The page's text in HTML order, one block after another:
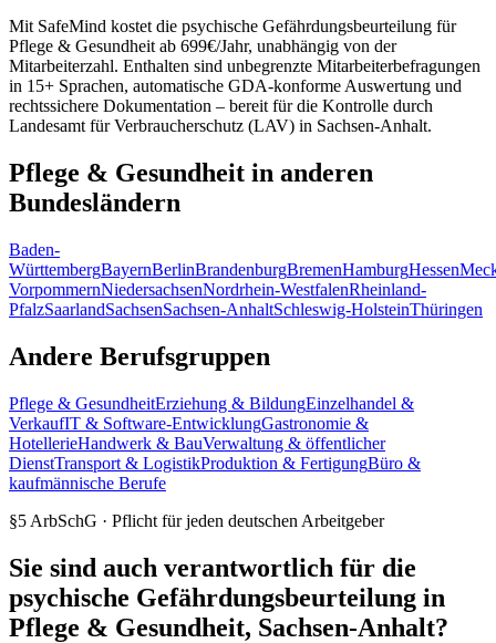
Mit SafeMind kostet die psychische Gefährdungsbeurteilung für
Pflege & Gesundheit ab 699€/Jahr, unabhängig von der
Mitarbeiterzahl. Enthalten sind unbegrenzte Mitarbeiterbefragungen
in 15+ Sprachen, automatische GDA-konforme Auswertung und
rechtssichere Dokumentation – bereit für die Kontrolle durch
Landesamt für Verbraucherschutz (LAV) in Sachsen-Anhalt.
Pflege & Gesundheit in anderen
Bundesländern
Baden-
WürttembergBayernBerlinBrandenburgBremenHamburgHessen
VorpommernNiedersachsenNordrhein-WestfalenRheinland-
PfalzSaarlandSachsenSachsen-AnhaltSchleswig-HolsteinThüringen
Andere Berufsgruppen
Pflege & GesundheitErziehung & BildungEinzelhandel &
VerkaufIT & Software-EntwicklungGastronomie &
HotellerieHandwerk & BauVerwaltung & öffentlicher
DienstTransport & LogistikProduktion & FertigungBüro &
kaufmännische Berufe
§5 ArbSchG · Pflicht für jeden deutschen Arbeitgeber
Sie sind auch verantwortlich für die
psychische Gefährdungsbeurteilung in
Pflege & Gesundheit, Sachsen-Anhalt?